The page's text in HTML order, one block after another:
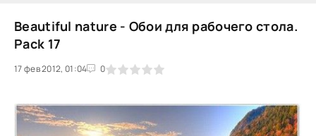
Beautiful nature - Обои для рабочего стола.
Pack 17
17 фев 2012, 01:04 0
1 2 3 4 5